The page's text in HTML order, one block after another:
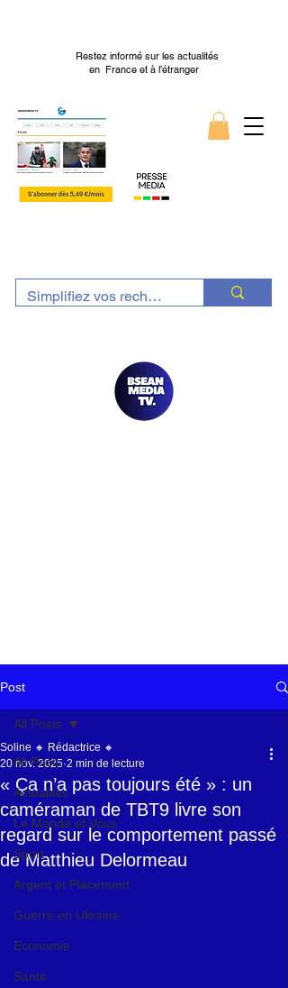
Restez informé sur les actualités
en France et à l’étranger
Post
All Posts
Actualités
Le Monde et Vous
Sport
Argent et Placement
Guerre en Ukraine
Economie
Santé
All Posts
« Ça n’a pas toujours été » : un
caméraman de TBT9 livre son
regard sur le comportement passé
de Matthieu Delormeau
Soline 🔸 Rédactrice 🔸
20 nov. 2025 2 min de lecture